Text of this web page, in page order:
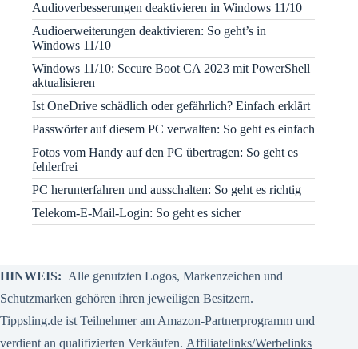
Audioverbesserungen deaktivieren in Windows 11/10
Audioerweiterungen deaktivieren: So geht’s in
Windows 11/10
Windows 11/10: Secure Boot CA 2023 mit PowerShell
aktualisieren
Ist OneDrive schädlich oder gefährlich? Einfach erklärt
Passwörter auf diesem PC verwalten: So geht es einfach
Fotos vom Handy auf den PC übertragen: So geht es
fehlerfrei
PC herunterfahren und ausschalten: So geht es richtig
Telekom-E-Mail-Login: So geht es sicher
HINWEIS: Alle genutzten Logos, Markenzeichen und
Schutzmarken gehören ihren jeweiligen Besitzern.
Tippsling.de ist Teilnehmer am Amazon-Partnerprogramm und
verdient an qualifizierten Verkäufen. Affiliatelinks/Werbelinks